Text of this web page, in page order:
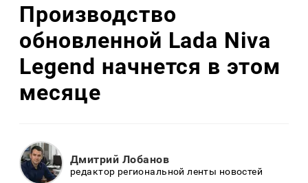
Производство
обновленной Lada Niva
Legend начнется в этом
месяце
Дмитрий Лобанов
редактор региональной ленты новостей